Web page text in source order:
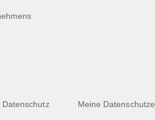
Datenschutz Meine